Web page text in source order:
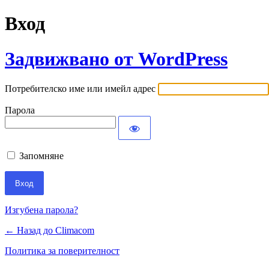
Вход
Задвижвано от WordPress
Потребителско име или имейл адрес
Парола
Запомняне
Изгубена парола?
← Назад до Climacom
Политика за поверителност